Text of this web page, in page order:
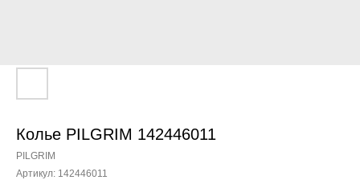
Колье PILGRIM 142446011
PILGRIM
Артикул: 142446011